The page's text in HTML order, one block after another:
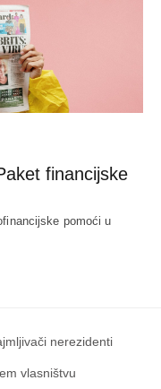
financijske
pomoći u
nerezidenti
vlasništvu